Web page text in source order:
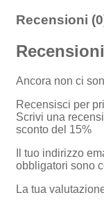
Recensioni
Recensioni
Ancora non ci
Recensisci per
Scrivi una
sconto del 15%
Il tuo indirizzo
obbligatori sono
La tua